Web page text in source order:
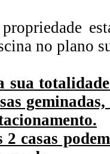
no plano
sua
2 casas